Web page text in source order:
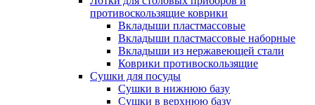
противоскользящие коврики
Вкладыши пластмассовые
Вкладыши пластмассовые наборные
Вкладыши из нержавеющей стали
Коврики противоскользящие
Сушки для посуды
Сушки в нижнюю базу
Сушки в верхнюю базу